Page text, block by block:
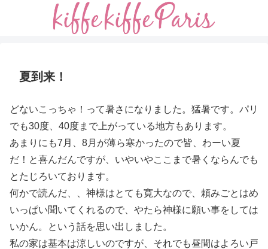
夏到来！
どないこっちゃ！って暑さになりました。猛暑です。パリ
でも30度、40度まで上がっている地方もあります。
あまりにも7月、8月が薄ら寒かったので皆、わーい夏
だ！と喜んだんですが、いやいやここまで暑くならんでも
とたじろいております。
何かで読んだ、、神様はとても寛大なので、頼みごとはめ
いっぱい聞いてくれるので、やたら神様に願い事をしては
いかん。という話を思い出しました。
私の家は基本は涼しいのですが、それでも昼間はよろい戸